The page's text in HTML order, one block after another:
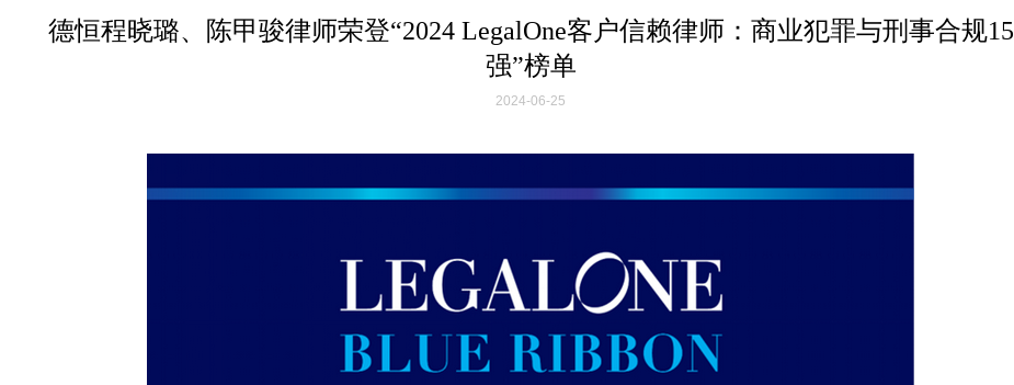
德恒程晓璐、陈甲骏律师荣登“2024 LegalOne客户信赖律师：商业犯罪与刑事合规15
强”榜单
2024-06-25